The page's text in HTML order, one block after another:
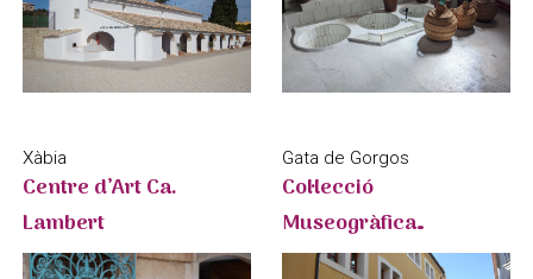
Xàbia
Centre d’Art Ca.
Lambert
Gata de Gorgos
Col·lecció
Museogràfica
Municipal